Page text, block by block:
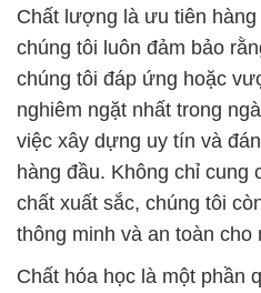
Chất lượng là ưu tiên
chúng tôi luôn đảm bảo
chúng tôi đáp ứng hoặc
nghiêm ngặt nhất trong
việc xây dựng uy tín và
hàng đầu. Không chỉ cung
chất xuất sắc, chúng tôi
thông minh và an toàn cho
Chất hóa học là một phần